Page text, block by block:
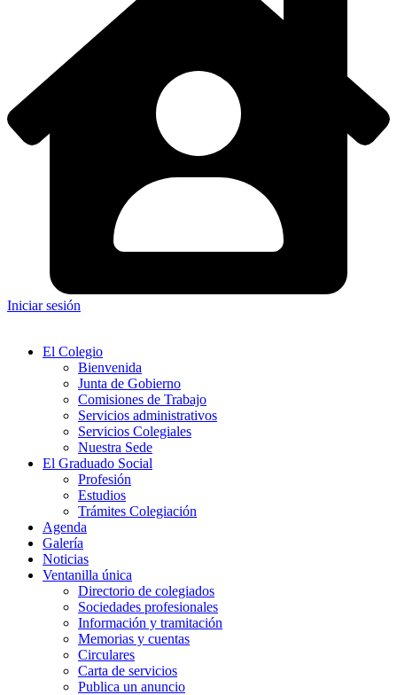
Iniciar sesión
El Colegio
Bienvenida
Junta de Gobierno
Comisiones de Trabajo
Servicios administrativos
Servicios Colegiales
Nuestra Sede
El Graduado Social
Profesión
Estudios
Trámites Colegiación
Agenda
Galería
Noticias
Ventanilla única
Directorio de colegiados
Sociedades profesionales
Información y tramitación
Memorias y cuentas
Circulares
Carta de servicios
Publica un anuncio